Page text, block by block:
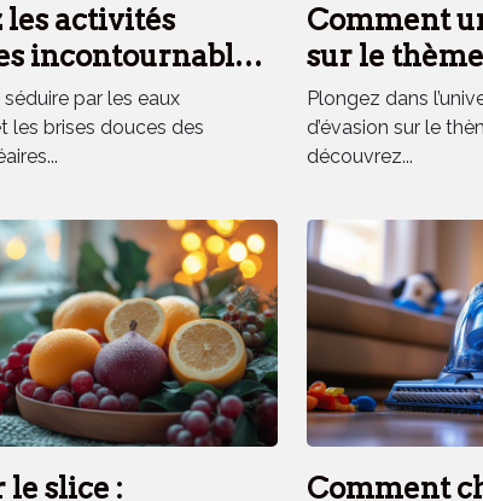
les activités
incontournables
balnéaire
par les eaux
les brises douces des
Comment
sur le
héros
d'équipe ?
Plongez dans
d’évasion sur le
découvrez...
slice : Comment